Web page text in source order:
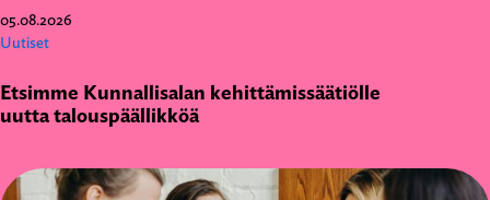
05.08.2026
Uutiset
Etsimme Kunnallisalan kehittämissäätiölle
uutta talouspäällikköä